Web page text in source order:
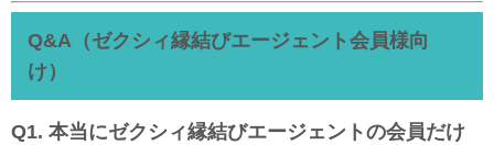
Q&A（ゼクシィ縁結びエージェント会員様向
け）
Q1. 本当にゼクシィ縁結びエージェントの会員だけ